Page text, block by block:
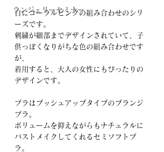
ランジェリーセミナー
白にコーラルピンクの組み合わせのシリ
ーズです。
刺繍が細部までデザインされていて、子
供っぽくなりがちな色の組み合わせです
が、
着用すると、大人の女性にもぴったりの
デザインです。
ブラはプッシュアップタイプのプランジ
ブラ。
ボリュームを抑えながらもナチュラルに
バストメイクしてくれるセミソフトブ
ラ。